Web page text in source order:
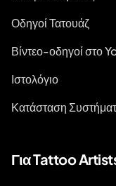
Οδηγοί Τατουάζ
Βίντεο-οδηγοί στο
Ιστολόγιο
Κατάσταση
Για Tattoo